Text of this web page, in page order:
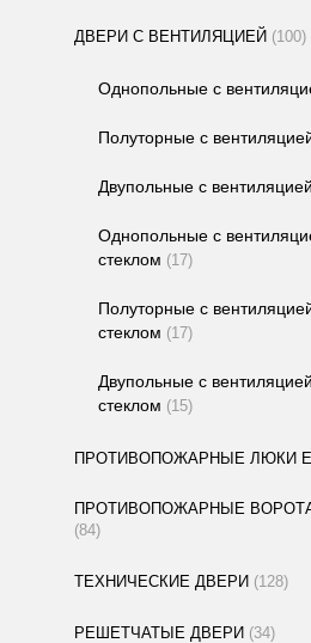
ДВЕРИ С ВЕНТИЛЯЦИЕЙ (100)
Однопольные с
Полуторные с
Двупольные с вентиляцией
Однопольные с
стеклом (17)
Полуторные с
стеклом (17)
Двупольные с
стеклом (15)
ПРОТИВОПОЖАРНЫЕ ЛЮКИ
ПРОТИВОПОЖАРНЫЕ ВОРОТА
(84)
ТЕХНИЧЕСКИЕ ДВЕРИ (128)
РЕШЕТЧАТЫЕ ДВЕРИ (34)